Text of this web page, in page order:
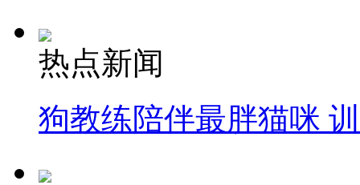
热点新闻
狗教练陪伴最胖猫咪